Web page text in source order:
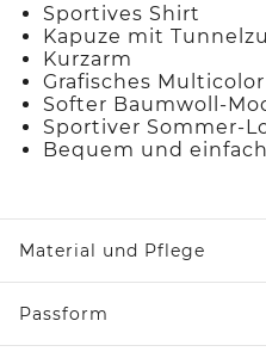
Sportives Shirt
Kapuze mit
Kurzarm
Grafisches
Softer Baumwoll-
Sportiver Sommer-
Bequem und
Material und Pflege
Passform